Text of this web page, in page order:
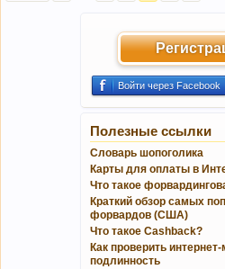
Войти через Facebook
Полезные ссылки
Словарь шопоголика
Карты для оплаты в
Что такое
Краткий обзор самых
форвардов (США)
Что такое Cashback?
Как проверить
подлинность